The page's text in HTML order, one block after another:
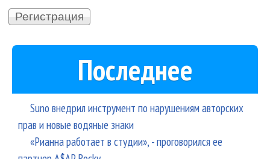
Последнее
Suno внедрил инструмент по нарушениям авторских
прав и новые водяные знаки
«Рианна работает в студии», - проговорился ее